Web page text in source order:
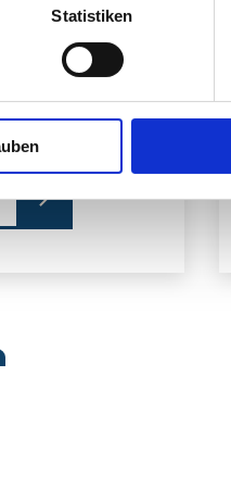
Statistiken